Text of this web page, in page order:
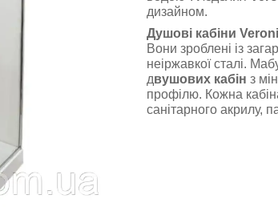
дизайном.
Душові кабіни
Вони зроблені із
неіржавкої сталі.
двушових кабін з
профілю. Кожна
санітарного акрилу,